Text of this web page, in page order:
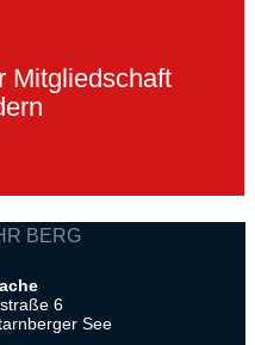
Mitgliedschaft
BERG
6
See